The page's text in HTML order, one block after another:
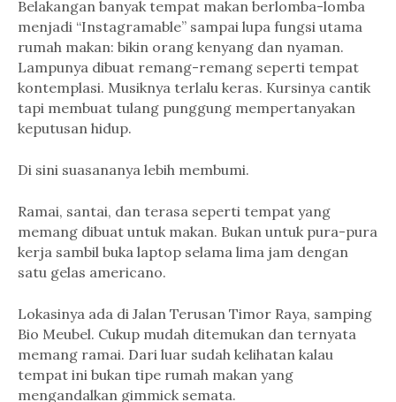
Belakangan banyak tempat makan berlomba-lomba
menjadi “Instagramable” sampai lupa fungsi utama
rumah makan: bikin orang kenyang dan nyaman.
Lampunya dibuat remang-remang seperti tempat
kontemplasi. Musiknya terlalu keras. Kursinya cantik
tapi membuat tulang punggung mempertanyakan
keputusan hidup.
Di sini suasananya lebih membumi.
Ramai, santai, dan terasa seperti tempat yang
memang dibuat untuk makan. Bukan untuk pura-pura
kerja sambil buka laptop selama lima jam dengan
satu gelas americano.
Lokasinya ada di Jalan Terusan Timor Raya, samping
Bio Meubel. Cukup mudah ditemukan dan ternyata
memang ramai. Dari luar sudah kelihatan kalau
tempat ini bukan tipe rumah makan yang
mengandalkan gimmick semata.